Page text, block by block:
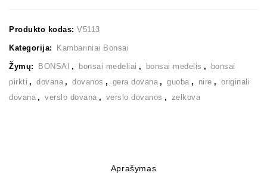
Produkto kodas: V5113
Kategorija: Kambariniai Bonsai
Žymų: BONSAI , bonsai medeliai , bonsai medelis ,
bonsai
pirkti , dovana , dovanos , gera dovana , guoba , nire , originali
dovana , verslo dovana , verslo dovanos , zelkova
Aprašymas